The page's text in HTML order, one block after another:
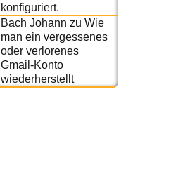
konfiguriert.
Bach Johann zu Wie
man ein vergessenes
oder verlorenes
Gmail-Konto
wiederherstellt